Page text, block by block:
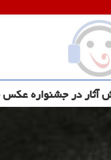
در جشنواره عكس